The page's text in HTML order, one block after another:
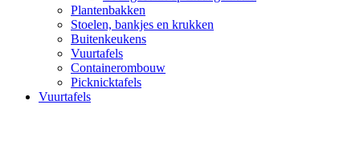
Plantenbakken
Stoelen, bankjes en krukken
Buitenkeukens
Vuurtafels
Containerombouw
Picknicktafels
Vuurtafels